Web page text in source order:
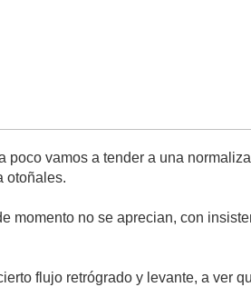
vamos a tender a una
otoñales.
momento no se aprecian, con
flujo retrógrado y levante, a ver